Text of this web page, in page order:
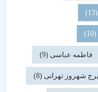
عباسی(9)
تهرانی(8)